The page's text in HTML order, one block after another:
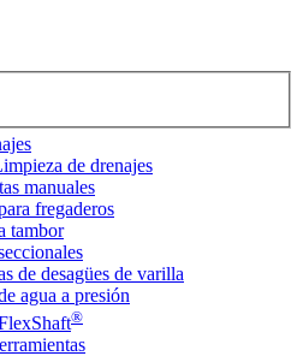
de drenajes
manuales
fregaderos
tambor
de desagües de varilla
agua a presión
®